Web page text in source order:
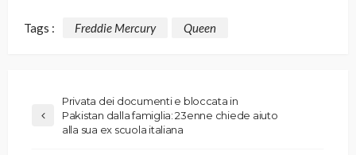
Tags : Freddie Mercury Queen
Privata dei documenti e bloccata in
Pakistan dalla famiglia: 23enne chiede aiuto
alla sua ex scuola italiana